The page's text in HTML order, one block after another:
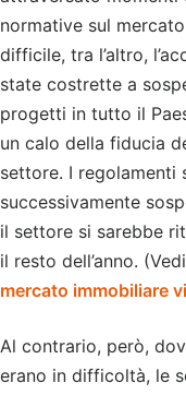
normative sul
difficile, tra l’altro,
state costrette a
progetti in tutto il
un calo della fiducia
settore. I regolamenti
successivamente
il settore si sarebbe
il resto dell’anno.
mercato immobiliare
Al contrario, però,
erano in difficoltà, le